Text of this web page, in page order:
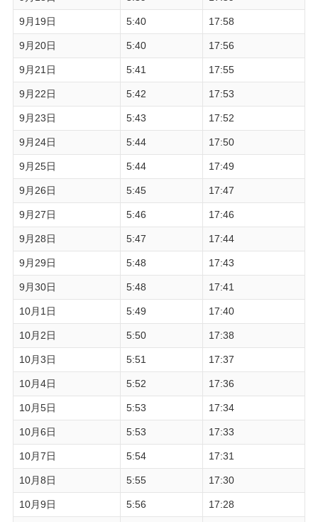
9月19日 5:40 17:58
9月20日 5:40 17:56
9月21日 5:41 17:55
9月22日 5:42 17:53
9月23日 5:43 17:52
9月24日 5:44 17:50
9月25日 5:44 17:49
9月26日 5:45 17:47
9月27日 5:46 17:46
9月28日 5:47 17:44
9月29日 5:48 17:43
9月30日 5:48 17:41
10月1日 5:49 17:40
10月2日 5:50 17:38
10月3日 5:51 17:37
10月4日 5:52 17:36
10月5日 5:53 17:34
10月6日 5:53 17:33
10月7日 5:54 17:31
10月8日 5:55 17:30
10月9日 5:56 17:28